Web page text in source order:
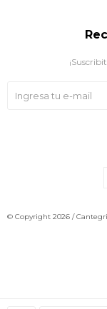
© Copyright 2026 /